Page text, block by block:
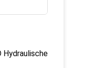
Hydraulische